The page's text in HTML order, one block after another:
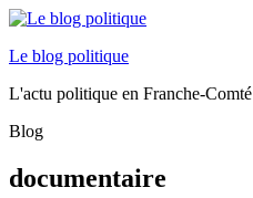
Le blog politique
L'actu politique en Franche-Comté
Blog
documentaire